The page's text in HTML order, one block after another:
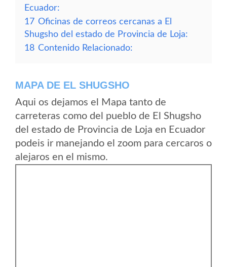
Ecuador:
17 Oficinas de correos cercanas a El
Shugsho del estado de Provincia de Loja:
18 Contenido Relacionado:
MAPA DE EL SHUGSHO
Aqui os dejamos el Mapa tanto de
carreteras como del pueblo de El Shugsho
del estado de Provincia de Loja en Ecuador
podeis ir manejando el zoom para cercaros o
alejaros en el mismo.